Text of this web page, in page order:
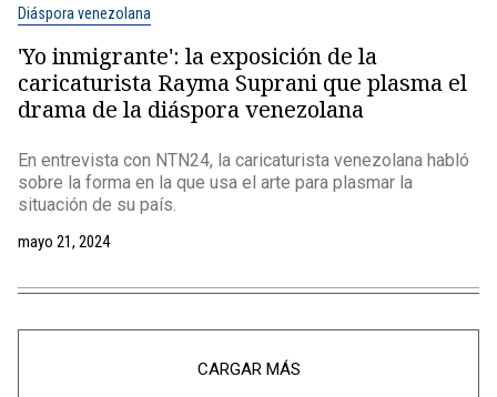
Diáspora venezolana
'Yo inmigrante': la exposición de la
caricaturista Rayma Suprani que plasma el
drama de la diáspora venezolana
En entrevista con NTN24, la caricaturista venezolana habló
sobre la forma en la que usa el arte para plasmar la
situación de su país.
mayo 21, 2024
CARGAR MÁS